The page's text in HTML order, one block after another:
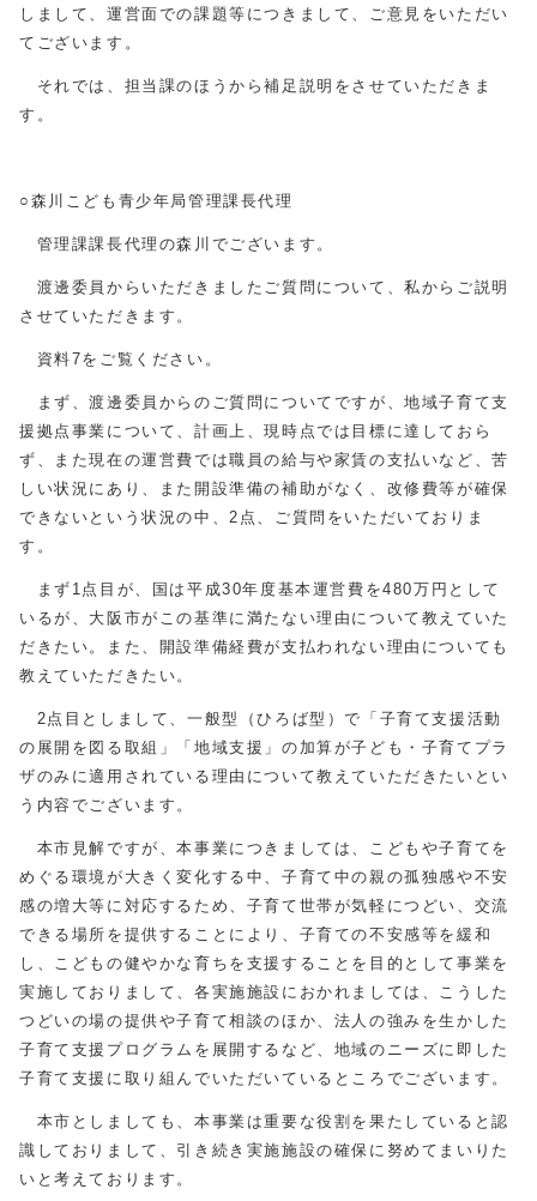
しまして、運営面での課題等につきまして、ご意見をいただい
てございます。
それでは、担当課のほうから補足説明をさせていただきま
す。
○森川こども青少年局管理課長代理
管理課課長代理の森川でございます。
渡邊委員からいただきましたご質問について、私からご説明
させていただきます。
資料7をご覧ください。
まず、渡邊委員からのご質問についてですが、地域子育て支
援拠点事業について、計画上、現時点では目標に達しておら
ず、また現在の運営費では職員の給与や家賃の支払いなど、苦
しい状況にあり、また開設準備の補助がなく、改修費等が確保
できないという状況の中、2点、ご質問をいただいておりま
す。
まず1点目が、国は平成30年度基本運営費を480万円として
いるが、大阪市がこの基準に満たない理由について教えていた
だきたい。また、開設準備経費が支払われない理由についても
教えていただきたい。
2点目としまして、一般型（ひろば型）で「子育て支援活動
の展開を図る取組」「地域支援」の加算が子ども・子育てプラ
ザのみに適用されている理由について教えていただきたいとい
う内容でございます。
本市見解ですが、本事業につきましては、こどもや子育てを
めぐる環境が大きく変化する中、子育て中の親の孤独感や不安
感の増大等に対応するため、子育て世帯が気軽につどい、交流
できる場所を提供することにより、子育ての不安感等を緩和
し、こどもの健やかな育ちを支援することを目的として事業を
実施しておりまして、各実施施設におかれましては、こうした
つどいの場の提供や子育て相談のほか、法人の強みを生かした
子育て支援プログラムを展開するなど、地域のニーズに即した
子育て支援に取り組んでいただいているところでございます。
本市としましても、本事業は重要な役割を果たしていると認
識しておりまして、引き続き実施施設の確保に努めてまいりた
いと考えております。